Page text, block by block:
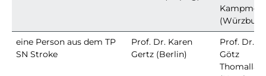
eine Person aus dem TP
SN Stroke
Prof. Dr. Karen
Gertz (Berlin)
Prof. Dr.
Götz
Thomalla